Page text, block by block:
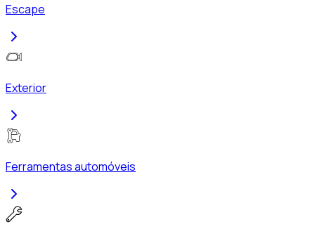
Escape
Exterior
Ferramentas automóveis